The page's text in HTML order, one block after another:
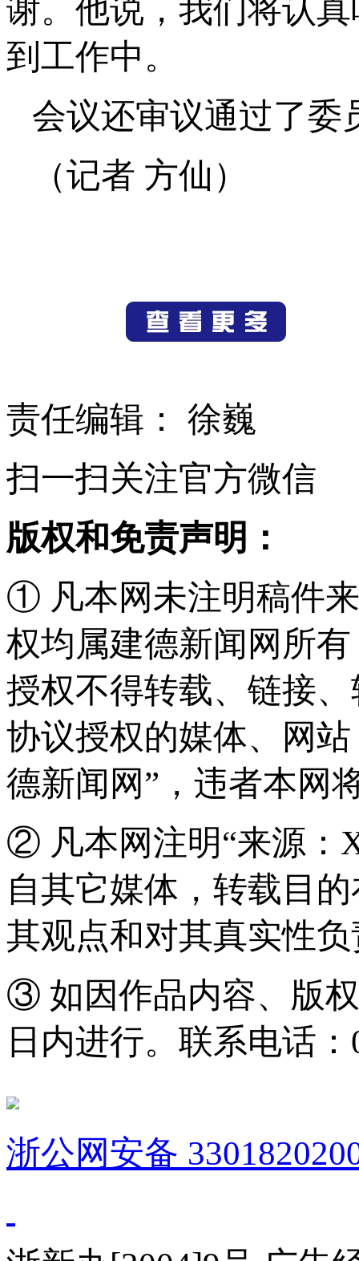
谢。他说，我们将认
到工作中。
会议还审议通过了委
（记者 方仙）
责任编辑： 徐巍
扫一扫关注官方微信
版权和免责声明：
① 凡本网未注明稿件
权均属建德新闻网所
授权不得转载、链接
协议授权的媒体、网
德新闻网”，违者本网
② 凡本网注明“来源：
自其它媒体，转载目
其观点和对其真实性
③ 如因作品内容、版
日内进行。联系电话：
浙公网安备